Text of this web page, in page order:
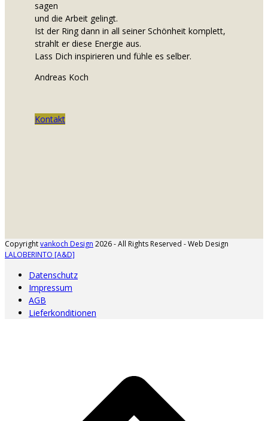
sagen
und die Arbeit gelingt.
Ist der Ring dann in all seiner Schönheit komplett,
strahlt er diese Energie aus.
Lass Dich inspirieren und fühle es selber.
Andreas Koch
Kontakt
Copyrightvankoch Design 2026 - All Rights Reserved - Web Design
LALOBERINTO [A&D]
Datenschutz
Impressum
AGB
Lieferkonditionen